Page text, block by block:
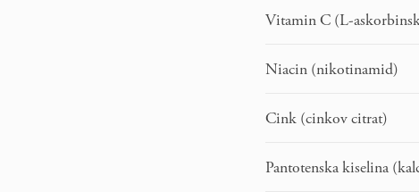
Vitamin C (L-
Niacin (nikotinamid)
Cink (cinkov citrat)
Pantotenska kiselina